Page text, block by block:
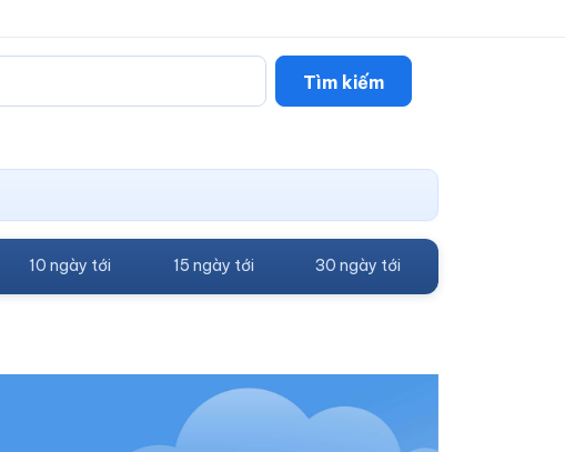
Tìm kiếm
10 ngày tới 15 ngày tới 30 ngày tới